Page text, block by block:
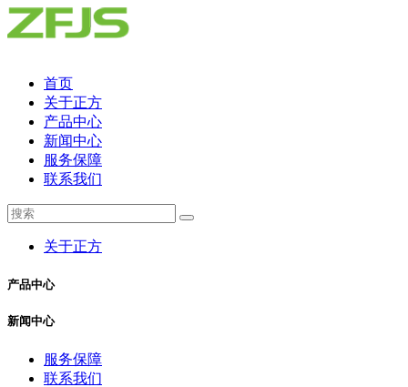
首页
关于正方
产品中心
新闻中心
服务保障
联系我们
关于正方
产品中心
新闻中心
服务保障
联系我们